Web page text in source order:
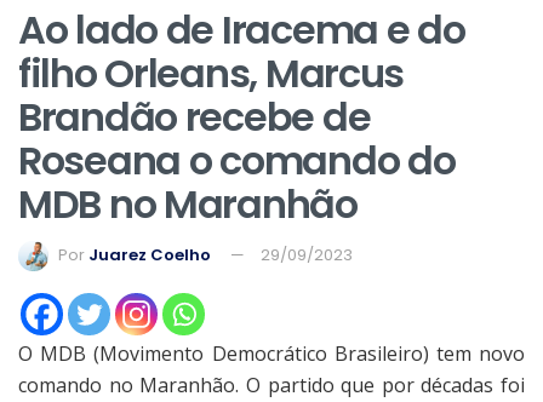
Ao lado de Iracema e do
filho Orleans, Marcus
Brandão recebe de
Roseana o comando do
MDB no Maranhão
Por Juarez Coelho 29/09/2023
O MDB (Movimento Democrático Brasileiro) tem novo
comando no Maranhão. O partido que por décadas foi